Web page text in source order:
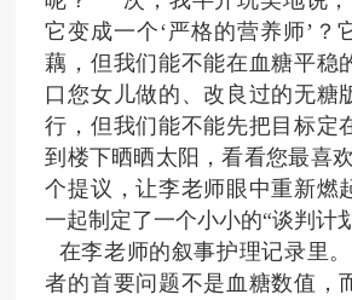
它变成一个‘严格的营养师’？
藕，但我们能不能在血糖平稳
口您女儿做的、改良过的无糖
行，但我们能不能先把目标定
到楼下晒晒太阳，看看您最喜
个提议，让李老师眼中重新燃
一起制定了一个小小的“谈判计划
在李老师的叙事护理记录里。
者的首要问题不是血糖数值，